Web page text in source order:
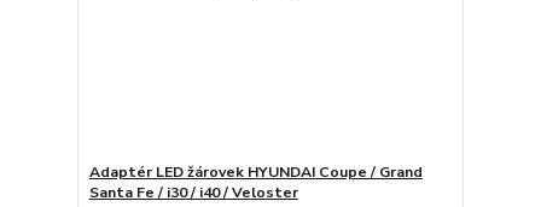
Adaptér LED žárovek HYUNDAI Coupe / Grand
Santa Fe / i30 / i40 / Veloster